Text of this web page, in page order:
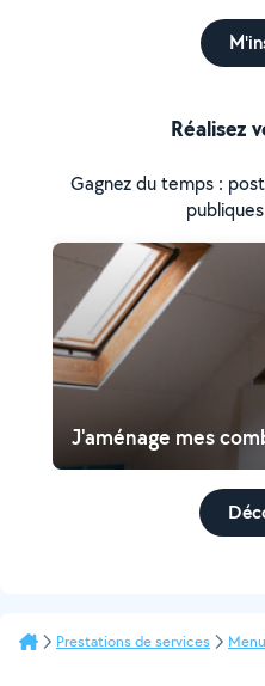
Réalisez
Gagnez du temps :
J'aménage mes
Prestations de services